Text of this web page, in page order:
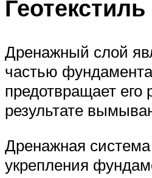
Дренажный слой
частью
предотвращает его
результате
Дренажная
укрепления